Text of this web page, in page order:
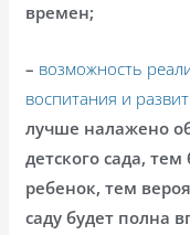
времен;
– возможность
воспитания и
лучше налажено
детского сада,
ребенок, тем
саду будет полна